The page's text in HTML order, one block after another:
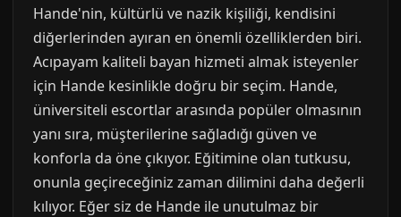
Hande'nin, kültürlü ve nazik kişiliği, kendisini
diğerlerinden ayıran en önemli özelliklerden biri.
Acıpayam kaliteli bayan hizmeti almak isteyenler
için Hande kesinlikle doğru bir seçim. Hande,
üniversiteli escortlar arasında popüler olmasının
yanı sıra, müşterilerine sağladığı güven ve
konforla da öne çıkıyor. Eğitimine olan tutkusu,
onunla geçireceğiniz zaman dilimini daha değerli
kılıyor. Eğer siz de Hande ile unutulmaz bir